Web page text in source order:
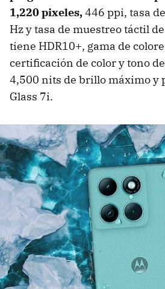
1,220 pixeles,446 ppi, tasa
Hz y tasa de muestreo táctil
tiene HDR10+, gama de
certificación de color y tono
4,500 nits de brillo máximo y
Glass 7i.